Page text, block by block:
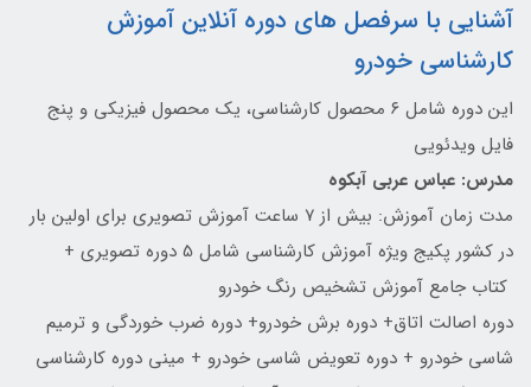
آشنایی با سرفصل های دوره آنلاین آموزش
کارشناسی خودرو
این دوره شامل ۶ محصول کارشناسی، یک محصول فیزیکی و پنج
فایل ویدئویی
مدرس: عباس عربی آبکوه
مدت زمان آموزش: بیش از ۷ ساعت آموزش تصویری برای اولین بار
در کشور پکیج ویژه آموزش کارشناسی شامل 5 دوره تصویری +
کتاب جامع آموزش تشخیص رنگ خودرو
دوره اصالت اتاق+ دوره برش خودرو+ دوره ضرب خوردگی و ترمیم
شاسی خودرو + دوره تعویض شاسی خودرو + مینی دوره کارشناسی